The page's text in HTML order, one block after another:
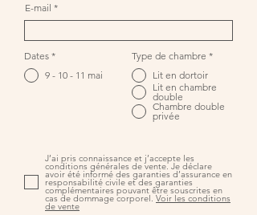
E-mail
Dates *
9 - 10 - 11 mai
Type de chambre *
Lit en dortoir
Lit en chambre
double
Chambre double
privée
J’ai pris connaissance et j’accepte les
conditions générales de vente. Je déclare
avoir été informé des garanties d’assurance en
responsabilité civile et des garanties
complémentaires pouvant être souscrites en
cas de dommage corporel. Voir les conditions
de vente